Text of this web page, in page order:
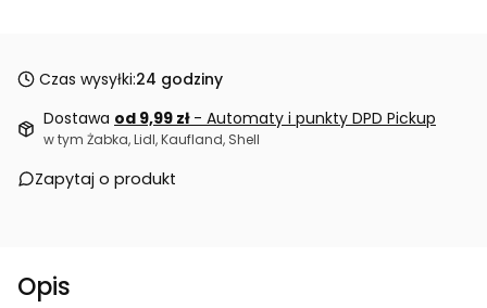
Czas wysyłki:24 godziny
Dostawa od 9,99 zł - Automaty i punkty DPD Pickup
w tym Żabka, Lidl, Kaufland, Shell
Zapytaj o produkt
Opis